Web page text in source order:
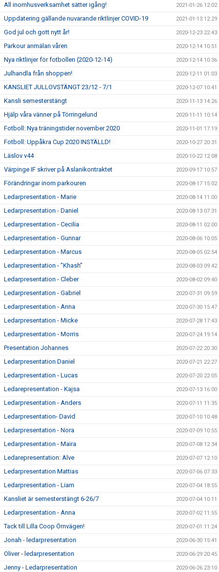
All inomhusverksamhet sätter igång! 2021-01-26 12:02
Uppdatering gällande nuvarande riktlinjer COVID-19 2021-01-13 12:29
God jul och gott nytt år! 2020-12-23 22:43
Parkour anmälan våren 2020-12-14 10:51
Nya riktlinjer för fotbollen (2020-12-14) 2020-12-14 10:36
Julhandla från shoppen! 2020-12-11 01:03
KANSLIET JULLOVSTÄNGT 23/12 - 7/1 2020-12-07 10:41
Kansli semesterstängt 2020-11-13 14:26
Hjälp våra vänner på Törringelund 2020-11-11 10:14
Fotboll: Nya träningstider november 2020 2020-11-01 17:19
Fotboll: Uppåkra Cup 2020 INSTÄLLD! 2020-10-27 20:31
Läslov v44 2020-10-22 12:08
Värpinge IF skriver på Aslanikontraktet 2020-09-17 10:57
Förändringar inom parkouren 2020-08-17 15:02
Ledarpresentation - Marie 2020-08-14 11:00
Ledarpresentation - Daniel 2020-08-13 07:31
Ledarpresentation - Cecilia 2020-08-11 02:00
Ledarpresentation - Gunnar 2020-08-06 10:05
Ledarpresentation - Marcus 2020-08-05 02:54
Ledarpresentation - ”Khash” 2020-08-03 09:42
Ledarpresentation - Cleber 2020-08-02 09:40
Ledarpresentation - Gabriel 2020-07-31 09:59
Ledarpresentation - Anna 2020-07-30 15:47
Ledarpresentation - Micke 2020-07-28 17:43
Ledarpresentation - Morris 2020-07-24 19:14
Presentation Johannes 2020-07-22 20:30
Ledarpresentation Daniel 2020-07-21 22:27
Ledarpresentation - Lucas 2020-07-20 22:05
Ledarepresentation - Kajsa 2020-07-13 16:00
Ledarpresentation - Anders 2020-07-11 11:35
Ledarpresentation- David 2020-07-10 10:48
Ledarpresentation - Nora 2020-07-09 10:55
Ledarpresentation - Maira 2020-07-08 12:34
Ledarepresentation: Alve 2020-07-07 12:10
Ledarpresentation Mattias 2020-07-06 07:33
Ledarpresentation - Liam 2020-07-04 18:55
Kansliet är semesterstängt 6-26/7 2020-07-04 10:11
Ledarpresentation - Anna 2020-07-02 11:55
Tack till Lilla Coop Örnvägen! 2020-07-01 11:24
Jonah - ledarpresentation 2020-06-30 15:41
Oliver - ledarpresentation 2020-06-29 20:45
Jenny - Ledarpresentation 2020-06-26 23:10